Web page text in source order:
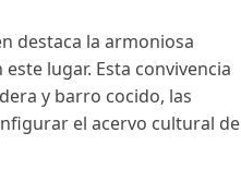
destaca la armoniosa
lugar. Esta convivencia
y barro cocido, las
el acervo cultural de